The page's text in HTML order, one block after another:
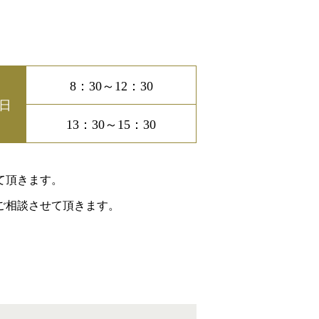
8：30～12：30
13：30～15：30
きます。
談させて頂きます。